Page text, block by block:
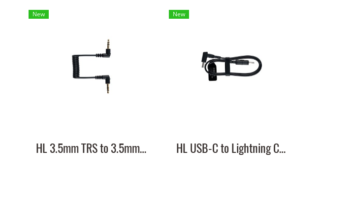
New
HL 3.5mm TRS to 3.5mm TRS Cable
New
HL USB-C to Lightning Cable